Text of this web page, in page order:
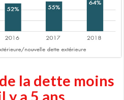
la dette moins
y a 5 ans